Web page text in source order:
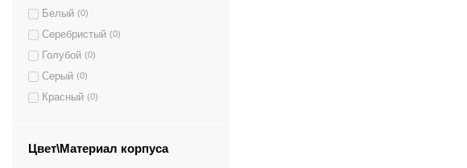
Белый (0)
Серебристый (0)
Голубой (0)
Серый (0)
Красный (0)
Цвет\Материал корпуса